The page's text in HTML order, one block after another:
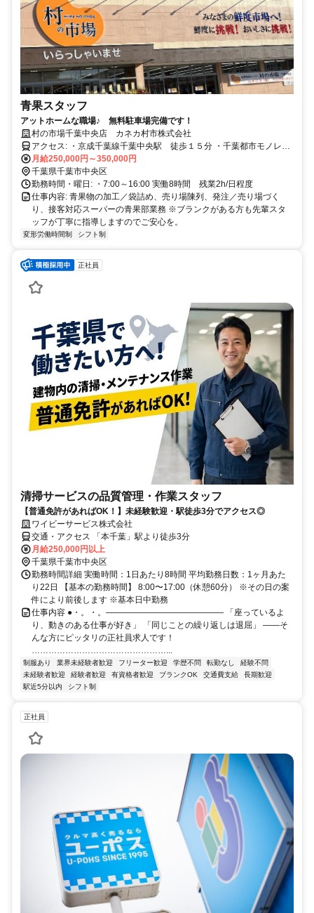
青果スタッフ
アットホームな職場♪ 無料駐車場完備です！
村の市場千葉中央店 カネカ村市株式会社
アクセス: ・京成千葉線千葉中央駅 徒歩１５分 ・千葉都市モノレー
ル葭川公園駅 徒歩１０分 ※木村病院さん向かいです。
月給250,000円～350,000円
千葉県千葉市中央区
勤務時間・曜日: ・7:00～16:00 実働8時間 残業2h/日程度
仕事内容: 青果物の加工／袋詰め、売り場陳列、発注／売り場づく
り、接客対応スーパーの青果部業務 ※ブランクがある方も先輩スタ
ッフが丁寧に指導しますのでご安心を。
変形労働時間制 シフト制
正社員
清掃サービスの品質管理・作業スタッフ
【普通免許があればOK！】未経験歓迎・駅徒歩3分でアクセス◎
ワイビーサービス株式会社
交通・アクセス 「本千葉」駅より徒歩3分
月給250,000円以上
千葉県千葉市中央区
勤務時間詳細 実働時間：1日あたり8時間 平均勤務日数：1ヶ月あた
り22日 【基本の勤務時間】 8:00〜17:00（休憩60分） ※その日の案
件により前後します ※基本日中勤務
仕事内容 ●・。・。―――――――――――――― 「座っているよ
り、動きのある仕事が好き」 「同じことの繰り返しは退屈」 ――そ
んな方にピッタリの正社員求人です！
…………………………………………...
制服あり 業界未経験者歓迎 フリーター歓迎 学歴不問 転勤なし
経験不問
未経験者歓迎
経験者歓迎 有資格者歓迎 ブランクOK 交通費支給
長期歓迎
駅近5分以内
シフト制
正社員